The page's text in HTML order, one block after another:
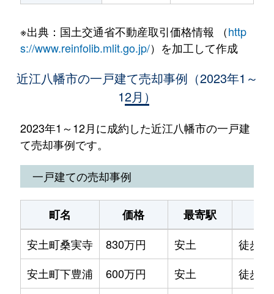
※出典：国土交通省不動産取引価格情報 （http
s://www.reinfolib.mlit.go.jp/）を加工して作成
近江八幡市の一戸建て売却事例（2023年1～
12月）
2023年1～12月に成約した近江八幡市の一戸建
て売却事例です。
一戸建ての売却事例
町名 価格 最寄駅
安土町桑実寺
830万円 安土
徒歩
安土町下豊浦
600万円 安土
徒歩8